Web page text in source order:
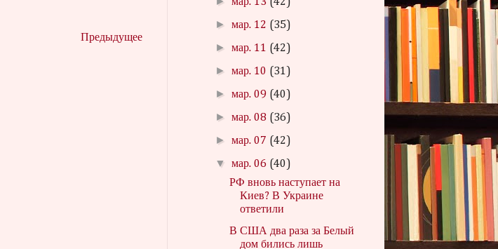
Предыдущее
►мар. 12 (35)
►мар. 11 (42)
►мар. 10 (31)
►мар. 09 (40)
►мар. 08 (36)
►мар. 07 (42)
▼мар. 06 (40)
РФ вновь наступает на
Киев? В Украине
ответили
В США два раза за Белый
дом бились лишь